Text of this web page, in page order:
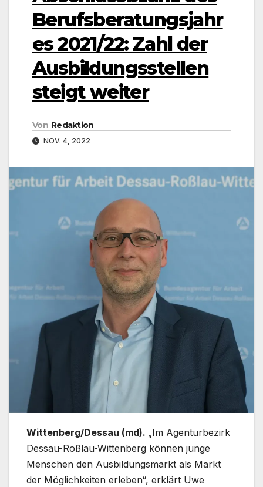
Berufsberatungsjahr
es 2021/22: Zahl der
Ausbildungsstellen
steigt weiter
Von Redaktion
NOV. 4, 2022
Wittenberg/Dessau (md). „Im Agenturbezirk
Dessau-Roßlau-Wittenberg können junge
Menschen den Ausbildungsmarkt als Markt
der Möglichkeiten erleben“, erklärt Uwe